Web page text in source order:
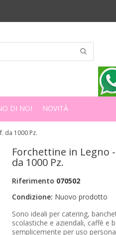
DI NOI NOVITÀ
da 1000 Pz.
Forchettine in Legno
da 1000 Pz.
Riferimento 070502
Condizione: Nuovo prodotto
Sono ideali per catering,
scolastiche e aziendali, caffè e
semplicemente per uso